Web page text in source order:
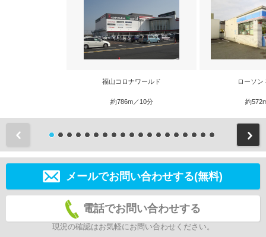
福山コロナワールド
約786m／10分
ローソン
約
メールでお問い合わせする(無料)
電話でお問い合わせする
現況の確認はお気軽にお問い合わせください。